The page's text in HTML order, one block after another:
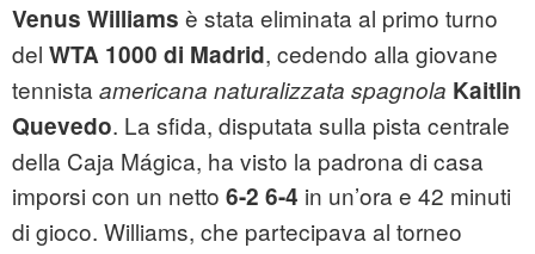
Venus Williams è stata eliminata al primo turno
del WTA 1000 di Madrid, cedendo alla giovane
tennista americana naturalizzata spagnola Kaitlin
Quevedo. La sfida, disputata sulla pista centrale
della Caja Mágica, ha visto la padrona di casa
imporsi con un netto 6-2 6-4 in un’ora e 42 minuti
di gioco. Williams, che partecipava al torneo